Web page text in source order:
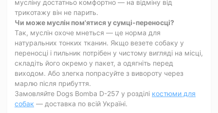
мусліну достатньо комфортно — на відміну від
трикотажу він не парить.
Чи може муслін пом'ятися у сумці-переносці?
Так, муслін охоче мнеться — це норма для
натуральних тонких тканин. Якщо везете собаку у
переносці і пильник потрібен у чистому вигляді на місці,
складіть його окремо у пакет, а одягніть перед
виходом. Або злегка попрасуйте з вивороту через
марлю після прибуття.
Замовляйте Dogs Bomba D-257 у розділі костюми для
собак — доставка по всій Україні.